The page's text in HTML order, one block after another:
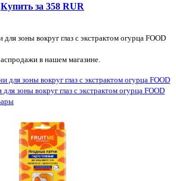
Купить за 358 RUR
зоны вокруг глаз с экстрактом огурца FOOD
в нашем магазине.
для зоны вокруг глаз с экстрактом огурца FOOD
зоны вокруг глаз с экстрактом огурца FOOD